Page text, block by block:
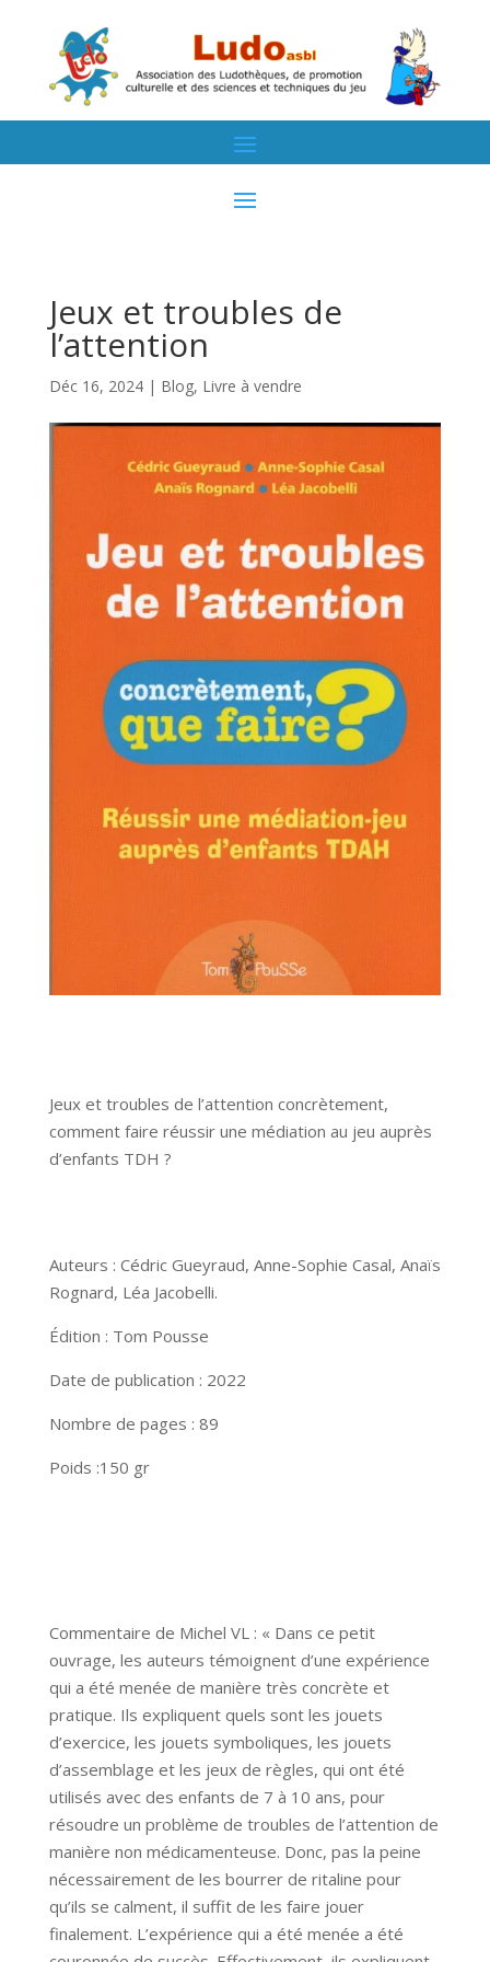
Jeux et troubles de
l’attention
Déc 16, 2024| Blog, Livre à vendre
Jeux et troubles de l’attention concrètement,
comment faire réussir une médiation au jeu auprès
d’enfants TDH ?
Auteurs : Cédric Gueyraud, Anne-Sophie Casal, Anaïs
Rognard, Léa Jacobelli.
Édition : Tom Pousse
Date de publication : 2022
Nombre de pages : 89
Poids :150 gr
Commentaire de Michel VL : « Dans ce petit
ouvrage, les auteurs témoignent d’une expérience
qui a été menée de manière très concrète et
pratique. Ils expliquent quels sont les jouets
d’exercice, les jouets symboliques, les jouets
d’assemblage et les jeux de règles, qui ont été
utilisés avec des enfants de 7 à 10 ans, pour
résoudre un problème de troubles de l’attention de
manière non médicamenteuse. Donc, pas la peine
nécessairement de les bourrer de ritaline pour
qu’ils se calment, il suffit de les faire jouer
finalement. L’expérience qui a été menée a été